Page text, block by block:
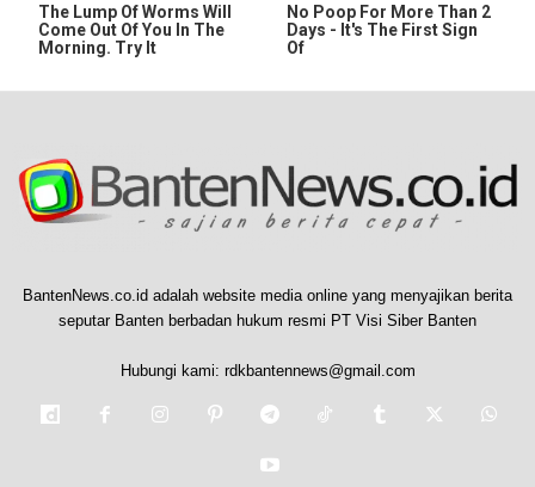
The Lump Of Worms Will
Come Out Of You In The
Morning. Try It
No Poop For More Than 2
Days - It's The First Sign
Of
BantenNews.co.id adalah website media online yang menyajikan berita
seputar Banten berbadan hukum resmi PT Visi Siber Banten
Hubungi kami: rdkbantennews@gmail.com